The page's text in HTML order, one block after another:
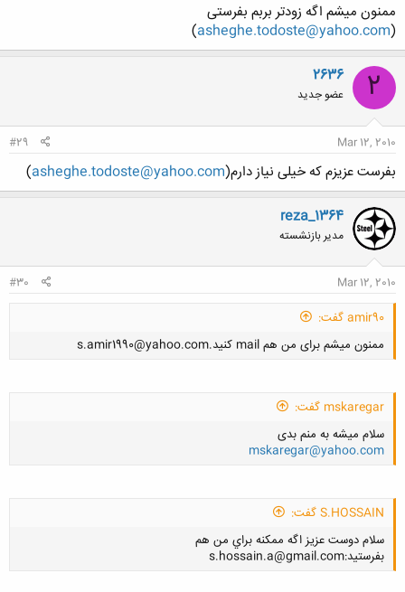
ممنون میشم اگه زودتر بربم بفرستی
(
asheghe.todoste@yahoo.com
)
2
2636
عضو جدید
Mar 12, 2010
#29
بفرست عزیزم که خیلی نیاز دارم(asheghe.todoste@yahoo.com
)
reza_1364
مدیر بازنشسته
Mar 12, 2010
#30
amir90 گفت:
ممنون میشم برای من هم mail کنید.s.amir1990@yahoo.com
mskaregar گفت:
سلام میشه به منم بدی
mskaregar@yahoo.com
کلیک کنید تا باز شود...
S.HOSSAIN گفت:
سلام دوست عزيز اگه ممكنه براي من هم
بفرستيد:s.hossain.a@gmail.com